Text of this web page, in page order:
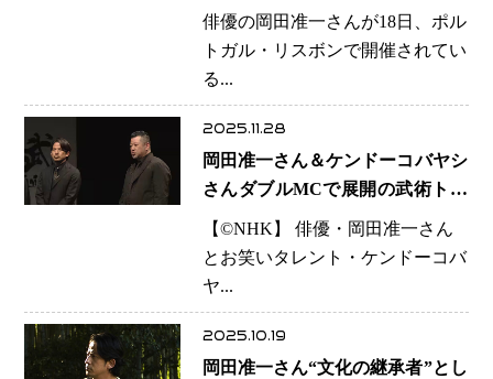
初戦敗退も「ヒリヒリする時間を
楽しめた」
俳優の岡田准一さんが18日、ポル
トガル・リスボンで開催されてい
る...
2025.11.28
岡田准一さん＆ケンドーコバヤシ
さんダブルMCで展開の武術トー
クバラエティ『明鏡止水』新シリ
ーズ放送決定
【©️NHK】 俳優・岡田准一さん
とお笑いタレント・ケンドーコバ
ヤ...
2025.10.19
岡田准一さん“文化の継承者”とし